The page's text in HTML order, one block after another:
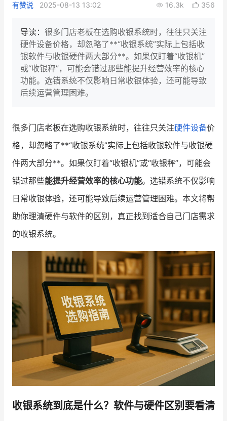
增长产品指南
智库 产品场景库
产品更新动态
新零售资讯
培训课程
增长俱乐部
增长俱乐部 有赞商盟
商家社区 社群交流
合作共进
认证代理商
认证服务商 设计服务商
有赞云
有赞说 2025-08-13 13:02 16.3k 356
导读： 很多门店老板在选购收银系统时，往往只关注
硬件设备价格，却忽略了**“收银系统”实际上包括收
银软件与收银硬件两大部分**。如果仅盯着“收银机”
或“收银秤”，可能会错过那些能提升经营效率的核心
功能。选错系统不仅影响日常收银体验，还可能导致
后续运营管理困难。
很多门店老板在选购收银系统时，往往只关注硬件设备价
格，却忽略了**“收银系统”实际上包括收银软件与收银硬
件两大部分**。如果仅盯着“收银机”或“收银秤”，可能会
错过那些能提升经营效率的核心功能。选错系统不仅影响
日常收银体验，还可能导致后续运营管理困难。本文将帮
助你理清硬件与软件的区别，真正找到适合自己门店需求
的收银系统。
收银系统到底是什么？软件与硬件区别要看清